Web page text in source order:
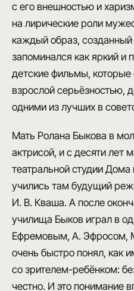
с его внешностью и
на лирические роли
каждый образ,
запоминался как яркий и
детские фильмы, которые
взрослой серьёзностью,
одними из лучших в
Мать Ролана Быкова в
актрисой, и с десяти лет
театральной студии
учились там будущий
И. В. Кваша. А после
училища Быков играл в
Ефремовым, А. Эфросом,
очень быстро понял, как
со зрителем-ребёнком:
честно. И это понимание